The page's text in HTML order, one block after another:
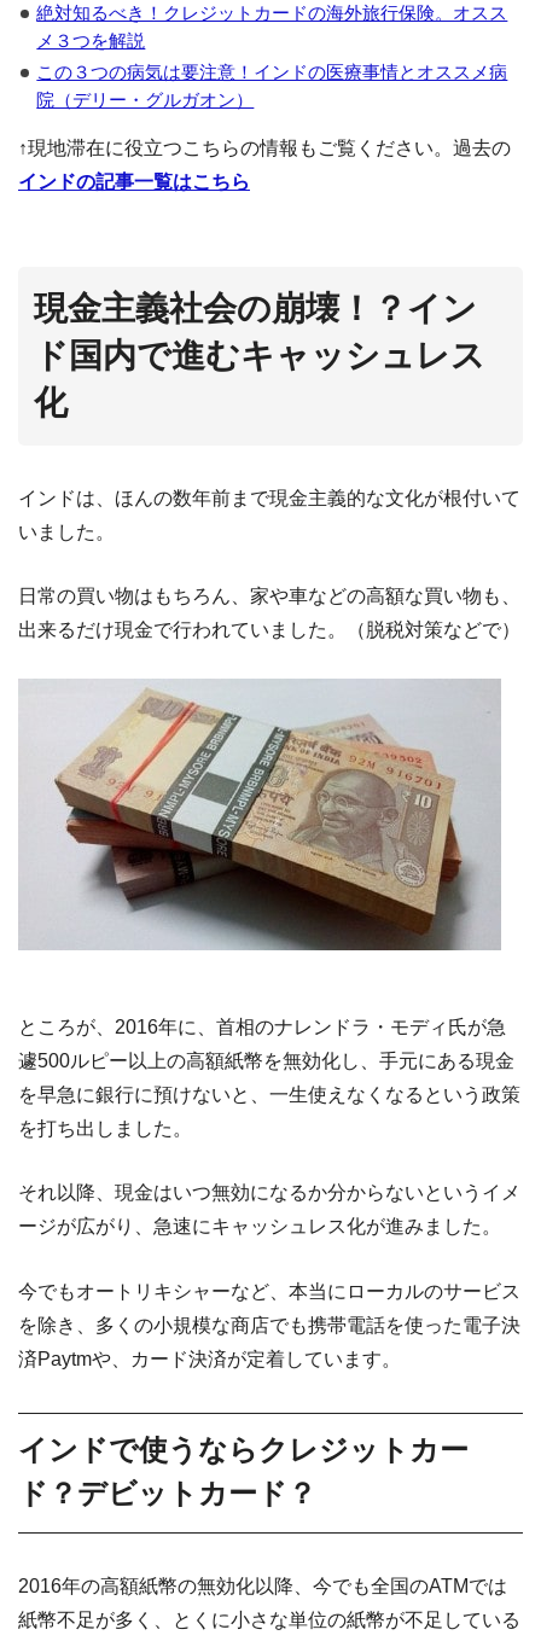
絶対知るべき！クレジットカードの海外旅行保険。オスス
メ３つを解説
この３つの病気は要注意！インドの医療事情とオススメ病
院（デリー・グルガオン）
↑現地滞在に役立つこちらの情報もご覧ください。過去の
インドの記事一覧はこちら
現金主義社会の崩壊！？イン
ド国内で進むキャッシュレス
化
インドは、ほんの数年前まで現金主義的な文化が根付いて
いました。
日常の買い物はもちろん、家や車などの高額な買い物も、
出来るだけ現金で行われていました。（脱税対策などで）
ところが、2016年に、首相のナレンドラ・モディ氏が急
遽500ルピー以上の高額紙幣を無効化し、手元にある現金
を早急に銀行に預けないと、一生使えなくなるという政策
を打ち出しました。
それ以降、現金はいつ無効になるか分からないというイメ
ージが広がり、急速にキャッシュレス化が進みました。
今でもオートリキシャーなど、本当にローカルのサービス
を除き、多くの小規模な商店でも携帯電話を使った電子決
済Paytmや、カード決済が定着しています。
インドで使うならクレジットカー
ド？デビットカード？
2016年の高額紙幣の無効化以降、今でも全国のATMでは
紙幣不足が多く、とくに小さな単位の紙幣が不足している